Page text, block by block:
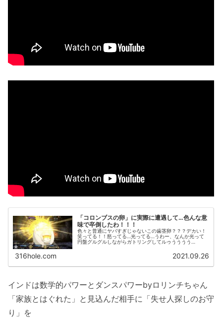
「コロンブスの卵」に実際に遭遇して…色んな意
味で卒倒したわ！！！
色々と普通にヤバすぎじゃないこの歯茎卵？？？デカい！
笑ってる！！怒ってる…光ってる…うわー、なんか光って
円盤グルグルしながらガトリングしてルゥうううう
ョンしてたって教えてくれなかったのー！...
316hole.com 2021.09.26
インドは数学的パワーとダンスパワーbyロリンチちゃん
「家族とはぐれた」と見込んだ相手に「失せ人探しのお守
り」を